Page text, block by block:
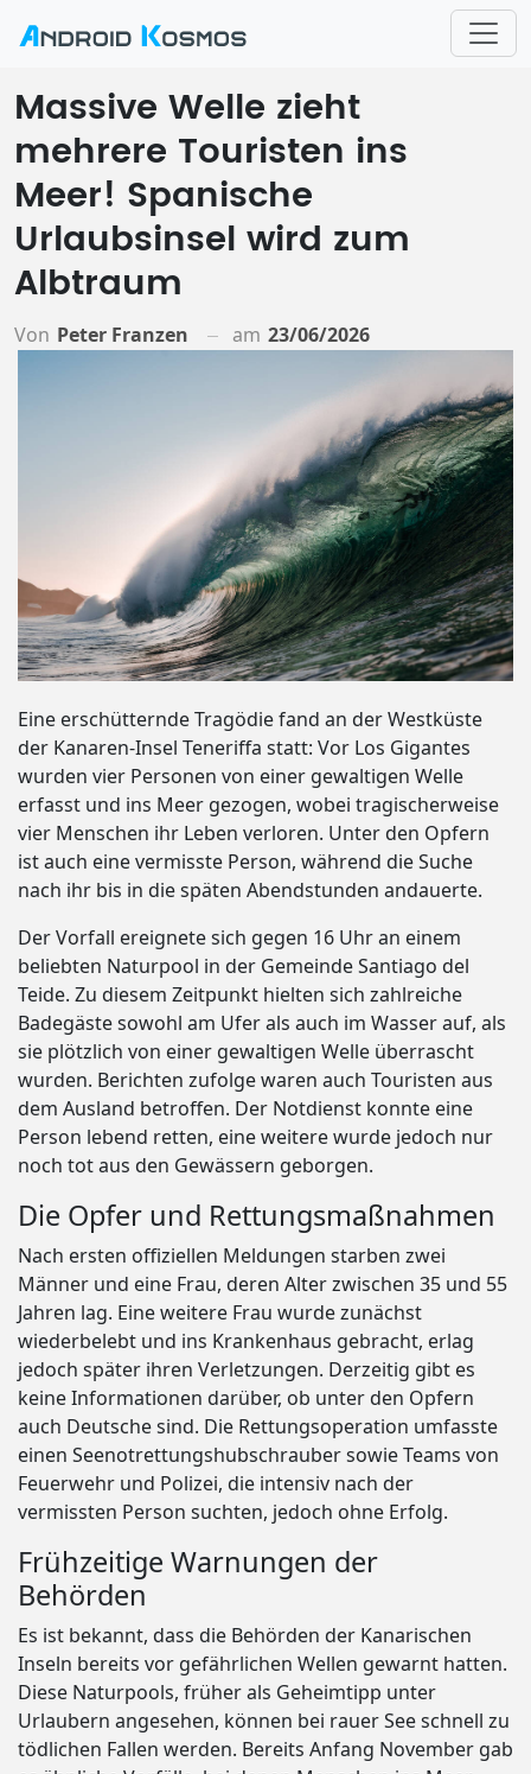
Massive Welle zieht
mehrere Touristen ins
Meer! Spanische
Urlaubsinsel wird zum
Albtraum
Von Peter Franzen am 23/06/2026
Eine erschütternde Tragödie fand an der Westküste
der Kanaren-Insel Teneriffa statt: Vor Los Gigantes
wurden vier Personen von einer gewaltigen Welle
erfasst und ins Meer gezogen, wobei tragischerweise
vier Menschen ihr Leben verloren. Unter den Opfern
ist auch eine vermisste Person, während die Suche
nach ihr bis in die späten Abendstunden andauerte.
Der Vorfall ereignete sich gegen 16 Uhr an einem
beliebten Naturpool in der Gemeinde Santiago del
Teide. Zu diesem Zeitpunkt hielten sich zahlreiche
Badegäste sowohl am Ufer als auch im Wasser auf, als
sie plötzlich von einer gewaltigen Welle überrascht
wurden. Berichten zufolge waren auch Touristen aus
dem Ausland betroffen. Der Notdienst konnte eine
Person lebend retten, eine weitere wurde jedoch nur
noch tot aus den Gewässern geborgen.
Die Opfer und Rettungsmaßnahmen
Nach ersten offiziellen Meldungen starben zwei
Männer und eine Frau, deren Alter zwischen 35 und 55
Jahren lag. Eine weitere Frau wurde zunächst
wiederbelebt und ins Krankenhaus gebracht, erlag
jedoch später ihren Verletzungen. Derzeitig gibt es
keine Informationen darüber, ob unter den Opfern
auch Deutsche sind. Die Rettungsoperation umfasste
einen Seenotrettungshubschrauber sowie Teams von
Feuerwehr und Polizei, die intensiv nach der
vermissten Person suchten, jedoch ohne Erfolg.
Frühzeitige Warnungen der
Behörden
Es ist bekannt, dass die Behörden der Kanarischen
Inseln bereits vor gefährlichen Wellen gewarnt hatten.
Diese Naturpools, früher als Geheimtipp unter
Urlaubern angesehen, können bei rauer See schnell zu
tödlichen Fallen werden. Bereits Anfang November gab